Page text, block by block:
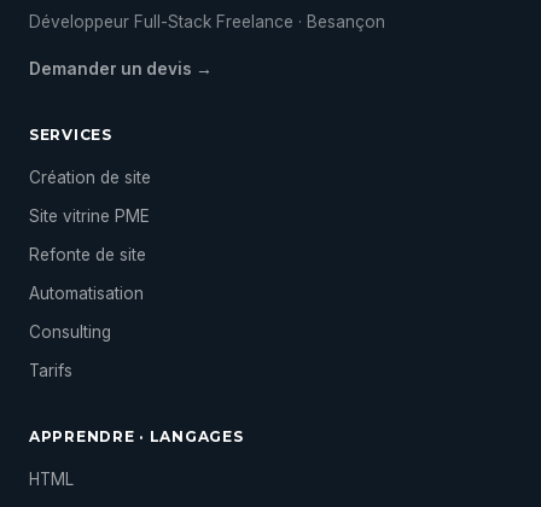
Développeur Full-Stack Freelance · Besançon
Demander un devis →
SERVICES
Création de site
Site vitrine PME
Refonte de site
Automatisation
Consulting
Tarifs
APPRENDRE · LANGAGES
HTML